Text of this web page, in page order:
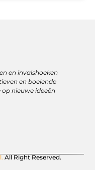
en invalshoeken
en boeiende
nieuwe ideeën
All Right Reserved.